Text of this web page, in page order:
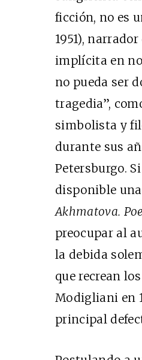
ficción, no es
1951),
implícita en
no pueda ser
tragedia”,
simbolista y
durante sus
Petersburgo.
disponible
Akhmatova.
preocupar al
la debida
que recrean
Modigliani en
principal